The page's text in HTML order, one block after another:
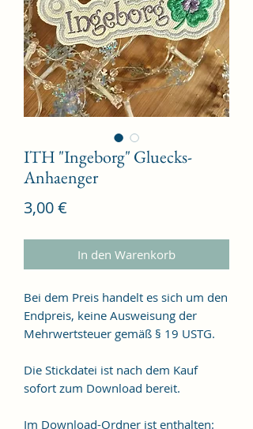
ITH "Ingeborg" Gluecks-
Anhaenger
3,00 €
In den Warenkorb
Bei dem Preis handelt es sich um den
Endpreis, keine Ausweisung der
Mehrwertsteuer gemäß § 19 USTG.
Die Stickdatei ist nach dem Kauf
sofort zum Download bereit.
Im Download-Ordner ist enthalten: